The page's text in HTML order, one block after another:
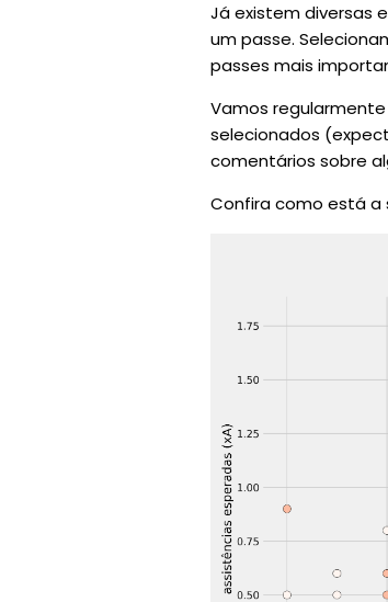
Já existem diversas
um passe.
passes mais
Vamos
selecionados
comentários sobre
Confira como está a